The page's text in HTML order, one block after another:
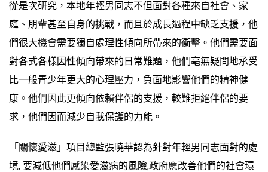
從是次研究，本地年輕男同志不但面對各種來自社會、家
庭、朋輩甚至自身的挑戰，而且於成長過程中缺乏支援，他
們很大機會需要獨自處理性傾向所帶來的衝擊。他們需要面
對各式各樣因性傾向帶來的日常難題，他們亳無疑問地承受
比一般青少年更大的心理壓力，負面地影響他們的精神健
康。他們因此更傾向依賴伴侶的支援，較難拒絕伴侶的要
求，他們因而減少自我保護的力能。
「關懷愛滋」項目總監張曉華認為針對年輕男同志面對的處
境, 要減低他們感染愛滋病的風險,政府應改善他們的社會環